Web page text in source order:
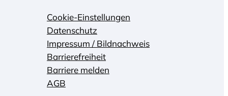
Cookie-Einstellungen
Datenschutz
Impressum / Bildnachweis
Barrierefreiheit
Barriere melden
AGB